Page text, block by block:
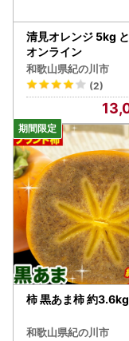
清見オレンジ 5kg
オンライン
和歌山県紀の川市
(2)
柿 黒あま柿 約3.6kg
和歌山県紀の川市